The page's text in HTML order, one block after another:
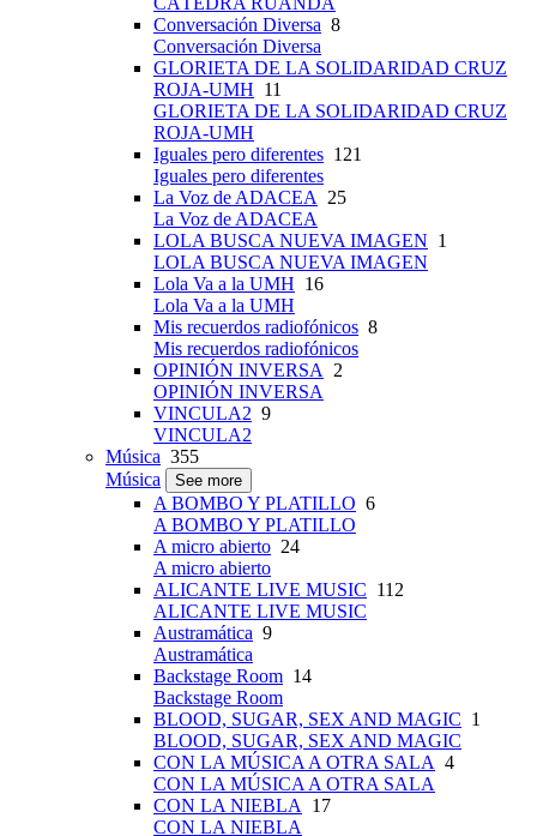
Conversación Diversa 8
Conversación Diversa
GLORIETA DE LA SOLIDARIDAD CRUZ
ROJA-UMH 11
GLORIETA DE LA SOLIDARIDAD CRUZ
ROJA-UMH
Iguales pero diferentes 121
Iguales pero diferentes
La Voz de ADACEA 25
La Voz de ADACEA
LOLA BUSCA NUEVA IMAGEN 1
LOLA BUSCA NUEVA IMAGEN
Lola Va a la UMH 16
Lola Va a la UMH
Mis recuerdos radiofónicos 8
Mis recuerdos radiofónicos
OPINIÓN INVERSA 2
OPINIÓN INVERSA
VINCULA2 9
VINCULA2
Música 355
Música
See more
A BOMBO Y PLATILLO 6
A BOMBO Y PLATILLO
A micro abierto 24
A micro abierto
ALICANTE LIVE MUSIC 112
ALICANTE LIVE MUSIC
Austramática 9
Austramática
Backstage Room 14
Backstage Room
BLOOD, SUGAR, SEX AND MAGIC 1
BLOOD, SUGAR, SEX AND MAGIC
CON LA MÚSICA A OTRA SALA 4
CON LA MÚSICA A OTRA SALA
CON LA NIEBLA 17
CON LA NIEBLA